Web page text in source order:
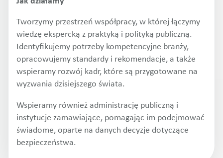
Tworzymy przestrzeń współpracy, w której łączymy
wiedzę ekspercką z praktyką i polityką publiczną.
Identyfikujemy potrzeby kompetencyjne branży,
opracowujemy standardy i rekomendacje, a także
wspieramy rozwój kadr, które są przygotowane na
wyzwania dzisiejszego świata.
Wspieramy również administrację publiczną i
instytucje zamawiające, pomagając im podejmować
świadome, oparte na danych decyzje dotyczące
bezpieczeństwa.